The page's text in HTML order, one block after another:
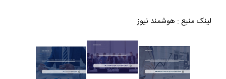
لینک منبع : هوشمند نیوز